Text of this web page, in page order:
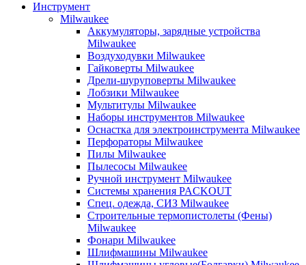
Инструмент
Milwaukee
Аккумуляторы, зарядные устройства
Milwaukee
Воздуходувки Milwaukee
Гайковерты Milwaukee
Дрели-шуруповерты Milwaukee
Лобзики Milwaukee
Мультитулы Milwaukee
Наборы инструментов Milwaukee
Оснастка для электроинструмента Milwaukee
Перфораторы Milwaukee
Пилы Milwaukee
Пылесосы Milwaukee
Ручной инструмент Milwaukee
Системы хранения PACKOUT
Спец. одежда, СИЗ Milwaukee
Строительные термопистолеты (Фены)
Milwaukee
Фонари Milwaukee
Шлифмашины Milwaukee